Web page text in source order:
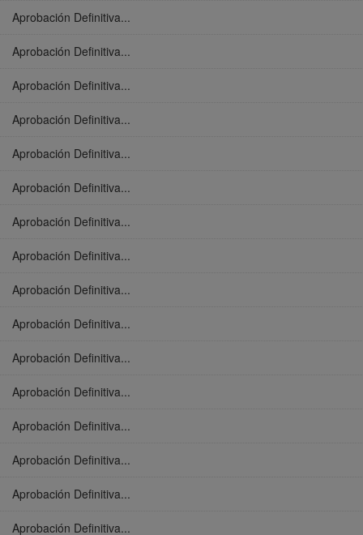
Aprobación Definitiva...
Aprobación Definitiva...
Aprobación Definitiva...
Aprobación Definitiva...
Aprobación Definitiva...
Aprobación Definitiva...
Aprobación Definitiva...
Aprobación Definitiva...
Aprobación Definitiva...
Aprobación Definitiva...
Aprobación Definitiva...
Aprobación Definitiva...
Aprobación Definitiva...
Aprobación Definitiva...
Aprobación Definitiva...
Aprobación Definitiva...